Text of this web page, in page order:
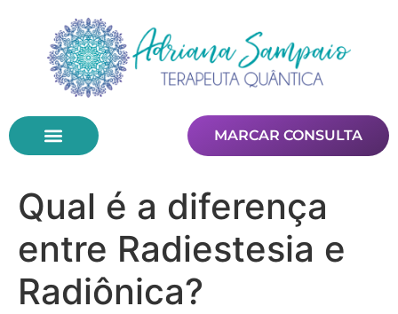
MARCAR CONSULTA
Qual é a diferença
entre Radiestesia e
Radiônica?